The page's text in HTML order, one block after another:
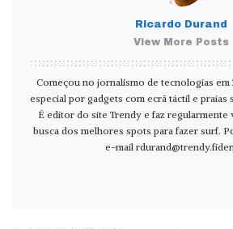
Ricardo Durand
View More Posts
Começou no jornalismo de tecnologias em
especial por gadgets com ecrã táctil e praias
É editor do site Trendy e faz regularmente
busca dos melhores spots para fazer surf.
e-mail